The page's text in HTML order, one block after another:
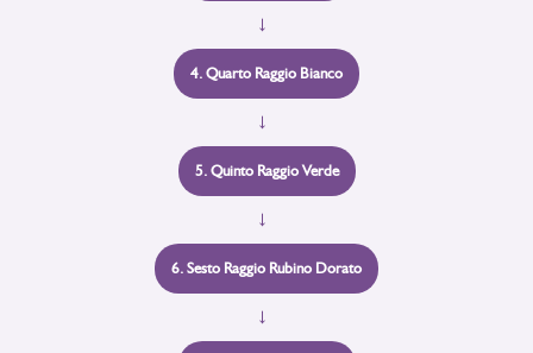
→
4. Quarto Raggio Bianco
→
5. Quinto Raggio Verde
→
6. Sesto Raggio Rubino Dorato
→